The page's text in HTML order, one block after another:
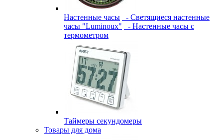
Настенные часы
- Светящиеся настенные
часы "Luminoux"
- Настенные часы с
термометром
Таймеры секундомеры
Товары для дома